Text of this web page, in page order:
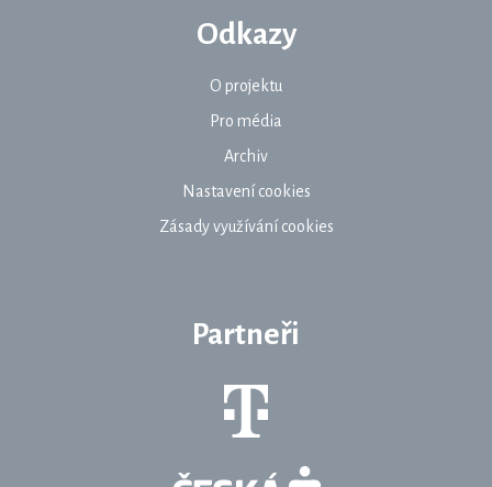
Odkazy
O projektu
Pro média
Archiv
Nastavení cookies
Zásady využívání cookies
Partneři